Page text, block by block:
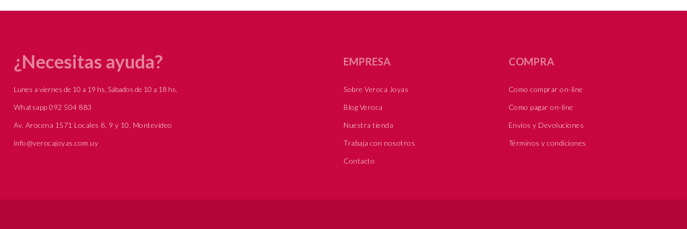
¿Necesitas ayuda?
Lunes a viernes de 10 a 19 hs, Sábados de 10 a 18 hs.
Whatsapp 092 504 883
Av. Arocena 1571 Locales 8, 9 y 10, Montevideo
info@verocajoyas.com.uy
EMPRESA
Sobre Veroca Joyas
Blog Veroca
Nuestra tienda
Trabaja con nosotros
Contacto
COMPRA
Como comprar on-line
Como pagar on-line
Envíos y Devoluciones
Términos y condiciones